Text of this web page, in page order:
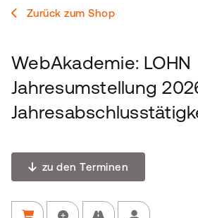
Zurück zum Shop
WebAkademie: LOHN
Jahresumstellung
zu den Terminen